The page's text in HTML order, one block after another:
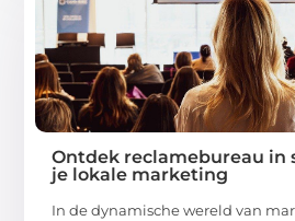
Ontdek reclamebureau in
je lokale marketing
In de dynamische wereld van